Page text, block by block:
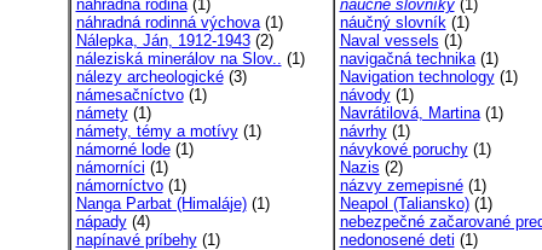
náhradná rodina(1)
náhradná rodinná výchova(1)
Nálepka, Ján, 1912-1943(2)
náleziská minerálov na Slov.. (1)
nálezy archeologické(3)
námesačníctvo(1)
námety(1)
námety, témy a motívy(1)
námorné lode(1)
námorníci (1)
námorníctvo(1)
Nanga Parbat (Himaláje)(1)
nápady(4)
napínavé príbehy(1)
náučné slovníky(1)
náučný slovník(1)
Naval vessels (1)
navigačná technika(1)
Navigation technology(1)
návody(1)
Navrátilová, Martina(1)
návrhy(1)
návykové poruchy(1)
Nazis (2)
názvy zemepisné(1)
Neapol (Taliansko)(1)
nebezpečné začarované
nedonosené deti (1)